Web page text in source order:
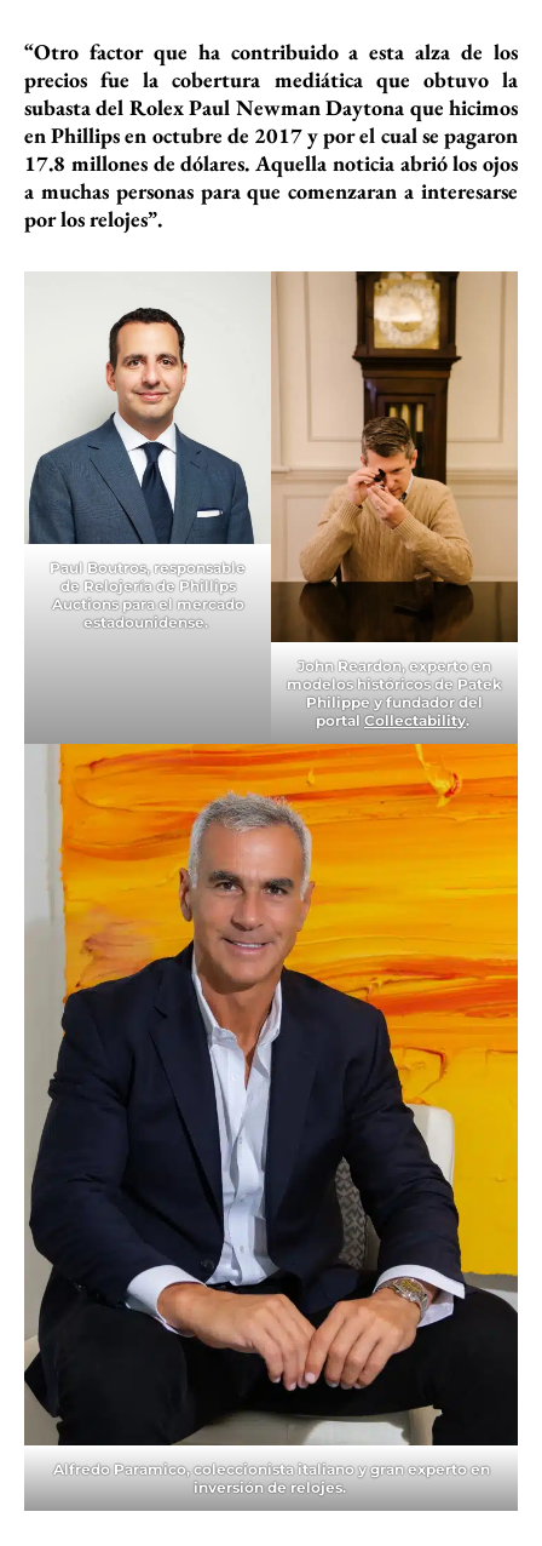
“Otro factor que ha contribuido a esta alza de los
precios fue la cobertura mediática que obtuvo la
subasta del Rolex Paul Newman Daytona que hicimos
en Phillips en octubre de 2017 y por el cual se pagaron
17.8 millones de dólares. Aquella noticia abrió los ojos
a muchas personas para que comenzaran a interesarse
por los relojes”.
Paul Boutros, responsable
de Relojería de Phillips
Auctions para el mercado
estadounidense.
John Reardon, experto en
modelos históricos de Patek
Philippe y fundador del
portal Collectability.
Alfredo Paramico, coleccionista italiano y gran experto en
inversión de relojes.